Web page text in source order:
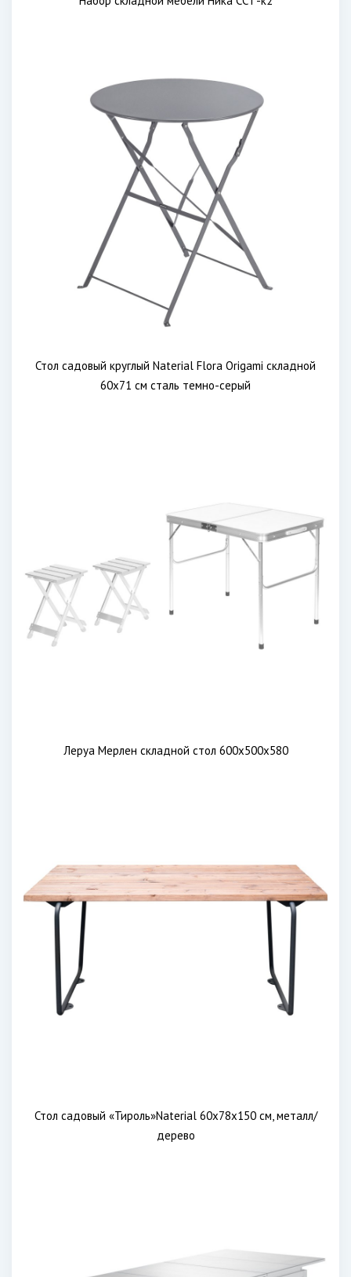
Стол садовый круглый Naterial Flora Origami складной
60х71 см сталь темно-серый
Леруа Мерлен складной стол 600х500х580
Стол садовый «Тироль»Naterial 60x78x150 см, металл/
дерево